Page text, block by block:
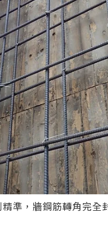
準，牆鋼筋轉角完全